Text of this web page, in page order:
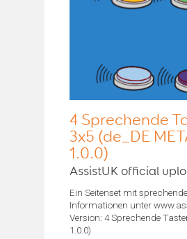
4 Sprechende
3x5 (de_DE
1.0.0)
AssistUK official
Ein Seitenset mit
Informationen unter
Version: 4 Sprechende
1.0.0)